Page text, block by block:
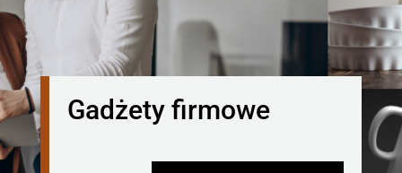
Gadżety firmowe